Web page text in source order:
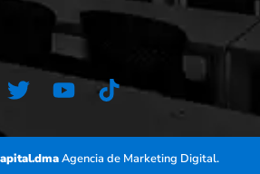
Agencia de Marketing Digital.